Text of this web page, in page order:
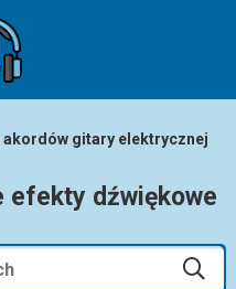
akordów gitary elektrycznej
efekty dźwiękowe